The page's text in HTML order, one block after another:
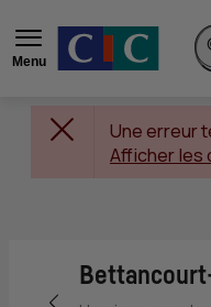
Menu
Une erreur
Afficher les
Retour vers la page